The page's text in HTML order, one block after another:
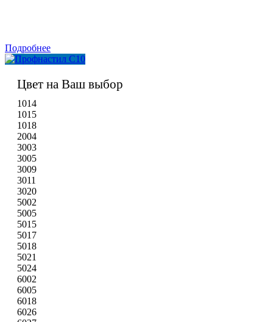
Подробнее
Цвет на Ваш выбор
1014
1015
1018
2004
3003
3005
3009
3011
3020
5002
5005
5015
5017
5018
5021
5024
6002
6005
6018
6026